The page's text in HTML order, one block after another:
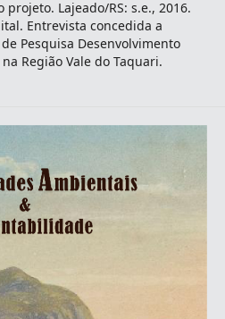
Lajeado/RS: s.e., 2016.
Entrevista concedida a
Pesquisa Desenvolvimento
Região Vale do Taquari.